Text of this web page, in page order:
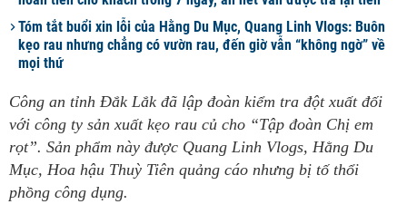
Tóm tắt buổi xin lỗi của Hằng Du Mục, Quang Linh Vlogs: Buôn
kẹo rau nhưng chẳng có vườn rau, đến giờ vẫn “không ngờ” về
mọi thứ
Công an tỉnh Đắk Lắk đã lập đoàn kiểm tra đột xuất đối
với công ty sản xuất kẹo rau củ cho “Tập đoàn Chị em
rọt”. Sản phẩm này được Quang Linh Vlogs, Hằng Du
Mục, Hoa hậu Thuỳ Tiên quảng cáo nhưng bị tố thổi
phồng công dụng.